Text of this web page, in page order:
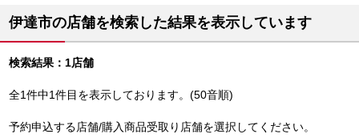
伊達市の店舗を検索した結果を表示しています
検索結果：1店舗
全1件中1件目を表示しております。(50音順)
予約申込する店舗/購入商品受取り店舗を選択してください。